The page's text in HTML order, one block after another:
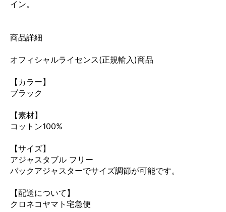
イン。
商品詳細
オフィシャルライセンス(正規輸入)商品
【カラー】
ブラック
【素材】
コットン100%
【サイズ】
アジャスタブル フリー
バックアジャスターでサイズ調節が可能です。
【配送について】
クロネコヤマト宅急便